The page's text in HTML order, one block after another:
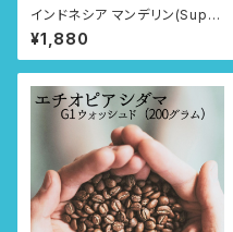
インドネシア マンデリン(Super
G Jumbo) 200g 豆のまま or
粉に挽いて
¥1,880